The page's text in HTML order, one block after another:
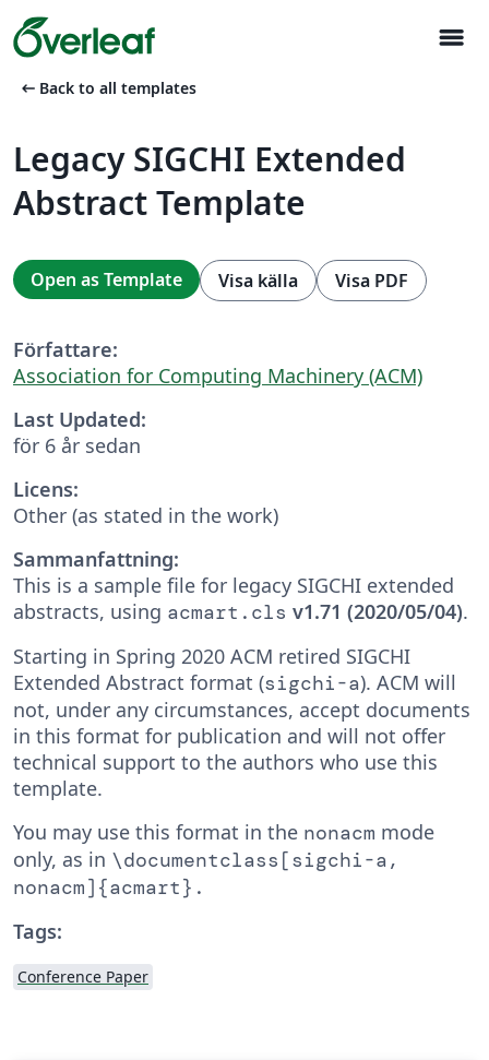
menu
arrow_left_alt Back to all templates
Legacy SIGCHI Extended
Abstract Template
Open as Template Visa källa Visa PDF
Författare:
Association for Computing Machinery (ACM)
Last Updated:
för 6 år sedan
Licens:
Other (as stated in the work)
Sammanfattning:
This is a sample file for legacy SIGCHI extended
abstracts, using acmart.cls v1.71 (2020/05/04).
Starting in Spring 2020 ACM retired SIGCHI
Extended Abstract format (sigchi-a). ACM will
not, under any circumstances, accept documents
in this format for publication and will not offer
technical support to the authors who use this
template.
You may use this format in the nonacm mode
only, as in \documentclass[sigchi-a,
nonacm]{acmart}.
Tags:
Conference Paper